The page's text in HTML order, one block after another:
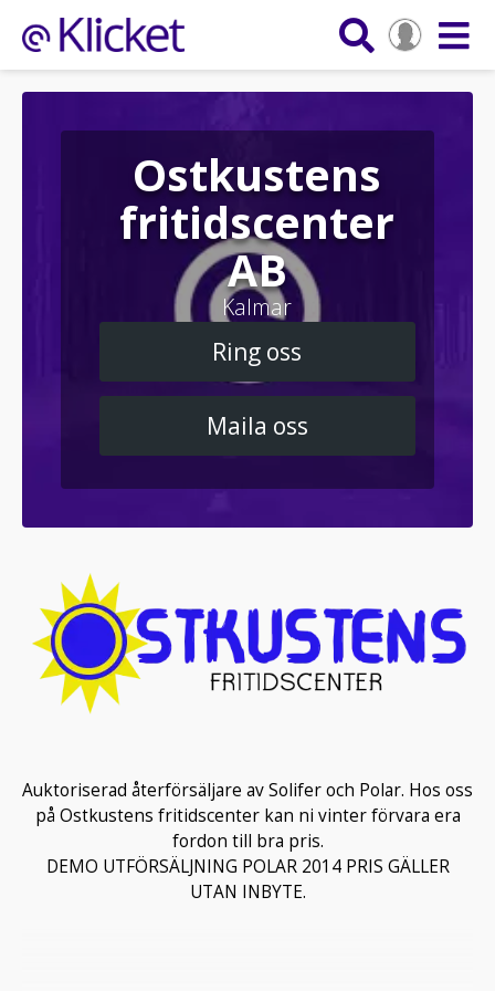
Ostkustens
fritidscenter
AB
Kalmar
Ring oss
Maila oss
Auktoriserad återförsäljare av Solifer och Polar. Hos oss
på Ostkustens fritidscenter kan ni vinter förvara era
fordon till bra pris.
DEMO UTFÖRSÄLJNING POLAR 2014 PRIS GÄLLER
UTAN INBYTE.